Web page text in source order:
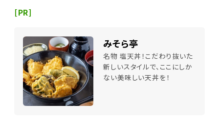
[PR]
みそら亭
名物 塩天丼！こだわり抜いた
新しいスタイルで、ここにしか
ない美味しい天丼を！